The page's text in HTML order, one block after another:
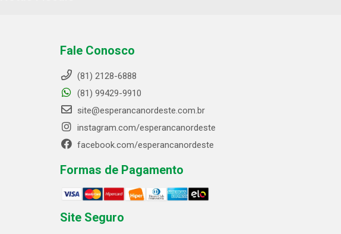
Fale Conosco
(81) 2128-6888
(81) 99429-9910
site@esperancanordeste.com.br
instagram.com/esperancanordeste
facebook.com/esperancanordeste
Formas de Pagamento
Site Seguro